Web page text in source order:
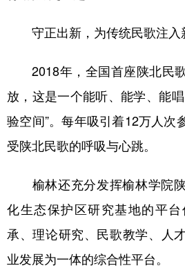
守正出新，为传统民歌注入
2018年，全国首座陕北民
放，这是一个能听、能学、能
验空间”。每年吸引着12万人次
受陕北民歌的呼吸与心跳。
榆林还充分发挥榆林学院
化生态保护区研究基地的平
承、理论研究、民歌教学、人
业发展为一体的综合性平台。